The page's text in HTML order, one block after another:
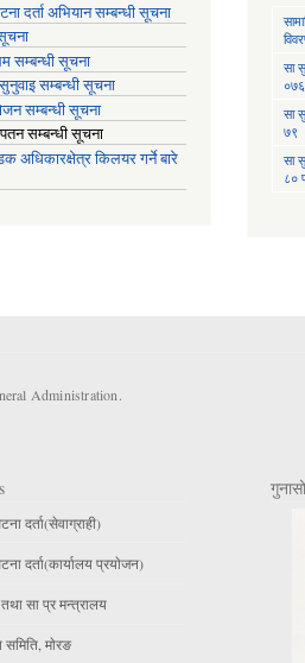
दर्ता अभियान सम्बन्धी सूचना
सम्बन्धी सूचना
सम्बन्धी सूचना
सम्बन्धी सूचना
सम्बन्धी सूचना
अधिकारक्षेत्र किलयर गर्ने बारे
सा‍
सा‍
७९
सा‍
८०
Administration.
दर्ता(सेवाग्राही)
दर्ता(कार्यालय प्रयाेजन)
सा प्र मन्त्रालय
माेरङ